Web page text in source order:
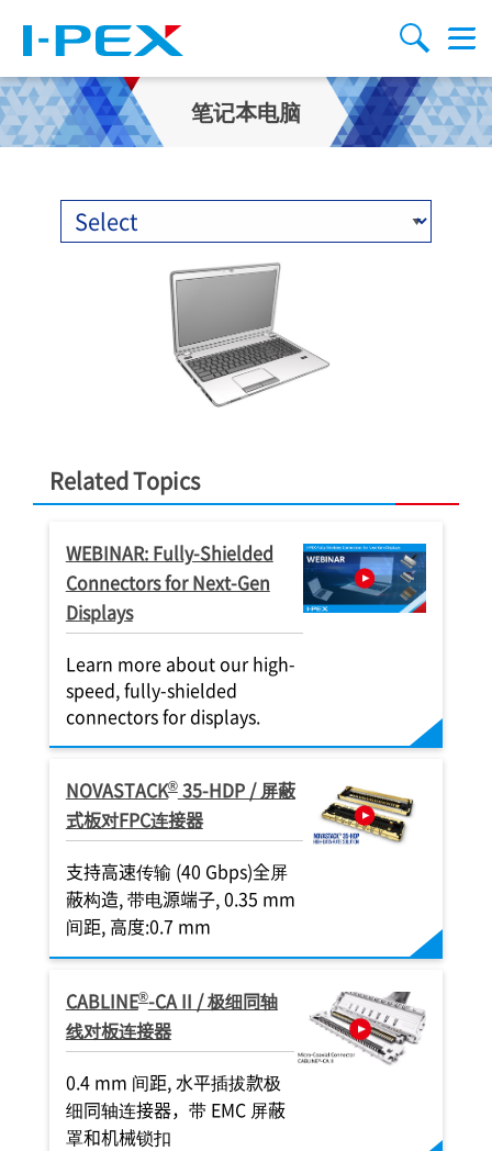
搜索
Menu
笔记本电脑
嵌合高度、
板连接器
CABLINE
VESA标准款连接器，适用于高速数
0.5mm 间距,水平对插款的极细同
轴线连接器
MICRO-COAXIAL
DISCRETE WIRE
TWINAXIAL
带屏蔽功能
Gbps/lane)
对插款的
叠高度，
连接器
EMI SHIELD
NOVASTACK
高度1.5 mm, 0.35 mm 间距 , 全屏
Gbps(≒20 GHz)通道传输
BOARD-TO-BOARD
全屏蔽型，
道最高40
器，高度
NOVASTACK
高度1.5 mm, 0.35 mm 间距 , 全屏
Gbps(≒20 GHz)通道传输
BOARD-TO-BOARD
全屏蔽型，
道最高40
NOVASTACK
0.6 mm 堆叠高度，0.4 mm 间距，
板连接器
BOARD-TO-BOARD POWER PIN
,后锁式低背
NOVASTACK
高度1.5 mm, 0.35 mm 间距 , 全屏
Gbps(≒20 GHz)通道传输
BOARD-TO-BOARD
全屏蔽，自
GT/s/lane
拔式极细同
GHz， 1.6
NOVASTACK
全屏蔽型，0.7 mm 堆叠高度，
频与高速传输的板对板连接器
BOARD-TO-BOARD EMI SHIELD
改良的EMC
2.0 x 2.0 mm
下，最大驻
度 = 0.82
距（0.35
垂直插拔款
DISCRETE WIRE
NOVASTACK
高度1.5 mm, 0.35 mm 间距 , 全屏
Gbps(≒20 GHz)通道传输
BOARD-TO-BOARD
全屏蔽型，
道最高40
Related Topics
WEBINAR: Fully-Shielded
Connectors for Next-Gen
Displays
Learn more about our high-
speed, fully-shielded
connectors for displays.
NOVASTACK®35-HDP / 屏蔽
式板对FPC连接器
支持高速传输 (40 Gbps)全屏
蔽构造, 带电源端子, 0.35 mm
间距, 高度:0.7 mm
CABLINE®-CA II / 极细同轴
线对板连接器
0.4 mm 间距, 水平插拔款极
细同轴连接器，带 EMC 屏蔽
罩和机械锁扣